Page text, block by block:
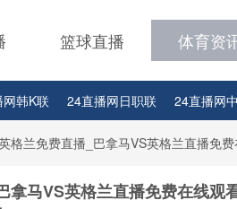
篮球直播 体育资
韩K联 24直播网日职联 24直播网
西甲 24直播网德甲 24直播网欧冠
格兰免费直播_巴拿马VS英格兰直播免
马VS英格兰直播免费在线观